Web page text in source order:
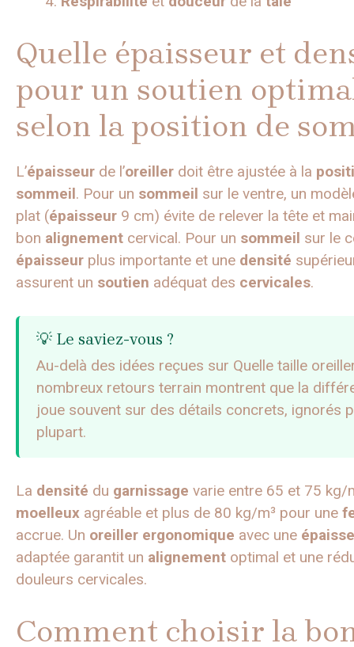
Quelle épaisseur et
pour un soutien
selon la position de
L’épaisseur de l’oreiller doit être ajustée à la
sommeil. Pour un sommeil sur le ventre, un
plat (épaisseur 9 cm) évite de relever la tête et
bon alignement cervical. Pour un sommeil sur le
épaisseur plus importante et une densité
assurent un soutien adéquat des cervicales.
💡 Le saviez-vous ?
Au-delà des idées reçues sur Quelle taille
nombreux retours terrain montrent que la
joue souvent sur des détails concrets, ignorés
plupart.
La densité du garnissage varie entre 65 et 75 kg/
moelleux agréable et plus de 80 kg/m³ pour une
accrue. Un oreiller ergonomique avec une
adaptée garantit un alignement optimal et une
douleurs cervicales.
Comment choisir la